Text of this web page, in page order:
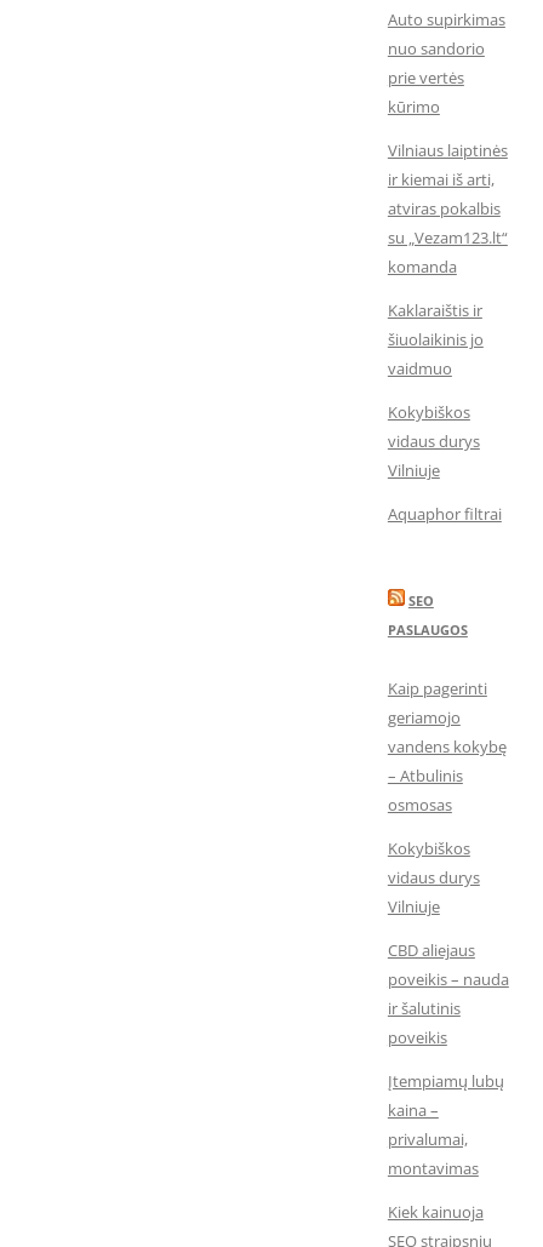
Auto supirkimas
nuo sandorio
prie vertės
kūrimo
Vilniaus laiptinės
ir kiemai iš arti,
atviras pokalbis
su „Vezam123.lt“
komanda
Kaklaraištis ir
šiuolaikinis jo
vaidmuo
Kokybiškos
vidaus durys
Vilniuje
Aquaphor filtrai
SEO
PASLAUGOS
Kaip pagerinti
geriamojo
vandens kokybę
– Atbulinis
osmosas
Kokybiškos
vidaus durys
Vilniuje
CBD aliejaus
poveikis – nauda
ir šalutinis
poveikis
Įtempiamų lubų
kaina –
privalumai,
montavimas
Kiek kainuoja
SEO straipsnių